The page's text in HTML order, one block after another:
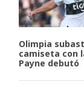
Olimpia
camiseta con
Payne debutó